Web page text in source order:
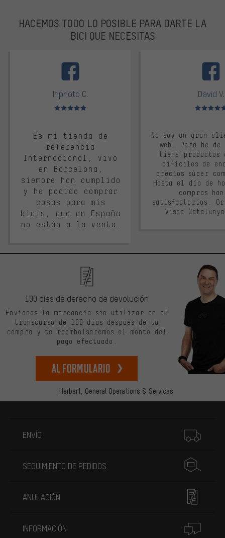
HACEMOS TODO LO POSIBLE PARA DARTE LA
BICI QUE NECESITAS
Inphoto C.
Valoración media: 5 de 5
Es mi tienda de
referencia
Internacional, vivo
en Barcelona,
siempre han cumplido
y he podido comprar
cosas para mis
bicis, que en España
no están a la venta.
David V.
Valoración
No soy un gran
web. Pero he
tiene productos
difíciles de
precios súper
Hasta el día de
compras
satisfactorios.
Visca
Herbert, General Operations & Services
100 días de derecho de devolución
Envíanos la mercancía sin utilizar en el
transcurso de 100 días después de tu
compra y te reembolsaremos el monto del
pago efectuado.
Al formulario
ENVÍO
SEGUIMIENTO DE PEDIDOS
ANULACIÓN
INFORMACIÓN